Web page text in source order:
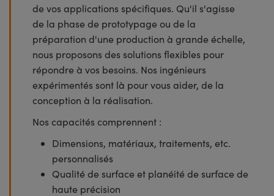
de vos applications spécifiques. Qu'il s'agisse
de la phase de prototypage ou de la
préparation d'une production à grande échelle,
nous proposons des solutions flexibles pour
répondre à vos besoins. Nos ingénieurs
expérimentés sont là pour vous aider, de la
conception à la réalisation.
Nos capacités comprennent :
Dimensions, matériaux, traitements, etc.
personnalisés
Qualité de surface et planéité de surface de
haute précision